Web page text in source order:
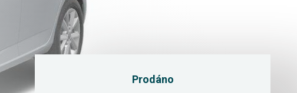
Prodáno